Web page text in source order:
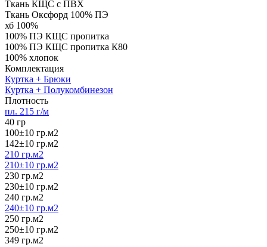
Ткань КЩС с ПВХ
Ткань Оксфорд 100% ПЭ
хб 100%
100% ПЭ КЩС пропитка
100% ПЭ КЩС пропитка К80
100% хлопок
Комплектация
Куртка + Брюки
Куртка + Полукомбинезон
Плотность
пл. 215 г/м
40 гр
100±10 гр.м2
142±10 гр.м2
210 гр.м2
210±10 гр.м2
230 гр.м2
230±10 гр.м2
240 гр.м2
240±10 гр.м2
250 гр.м2
250±10 гр.м2
349 гр.м2